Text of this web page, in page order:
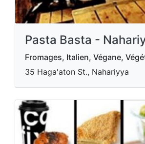
Pasta Basta -
Fromages, Italien, Végane,
35 Haga'aton St., Nahariyya